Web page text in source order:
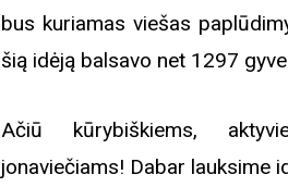
bus kuriamas viešas
šią idėją balsavo net 1297
Ačiū kūrybiškiems,
jonaviečiams! Dabar lauksime